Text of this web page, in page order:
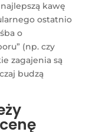
kawę
ostatnio
o
(np. czy
zagajenia są
budzą